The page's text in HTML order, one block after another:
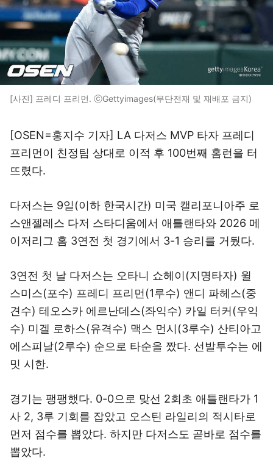
[사진] 프레디 프리먼. ⓒGettyimages(무단전재 및 재배포 금지)
[OSEN=홍지수 기자] LA 다저스 MVP 타자 프레디
프리먼이 친정팀 상대로 이적 후 100번째 홈런을 터
뜨렸다.
다저스는 9일(이하 한국시간) 미국 캘리포니아주 로
스앤젤레스 다저 스타디움에서 애틀랜타와 2026 메
이저리그 홈 3연전 첫 경기에서 3-1 승리를 거뒀다.
3연전 첫 날 다저스는 오타니 쇼헤이(지명타자) 윌
스미스(포수) 프레디 프리먼(1루수) 앤디 파헤스(중
견수) 테오스카 에르난데스(좌익수) 카일 터커(우익
수) 미겔 로하스(유격수) 맥스 먼시(3루수) 산티아고
에스피날(2루수) 순으로 타순을 짰다. 선발투수는 에
밋 시한.
경기는 팽팽했다. 0-0으로 맞선 2회초 애틀랜타가 1
사 2, 3루 기회를 잡았고 오스틴 라일리의 적시타로
먼저 점수를 뽑았다. 하지만 다저스도 곧바로 점수를
뽑았다.